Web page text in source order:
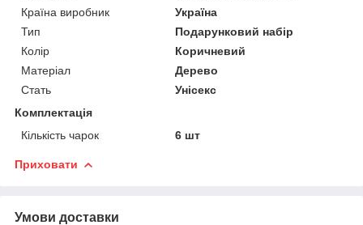
Країна виробник
Україна
Тип
Подарунковий набір
Колір
Коричневий
Матеріал
Дерево
Стать
Унісекс
Комплектація
Кількість чарок
6 шт
Приховати
Умови доставки